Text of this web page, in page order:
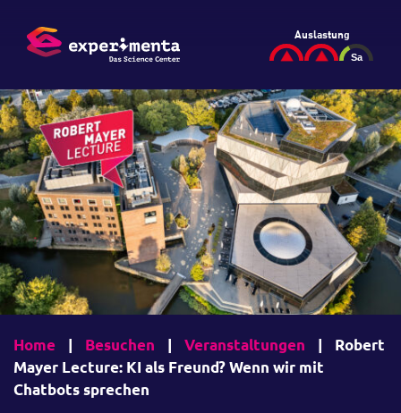
Auslastung
Home | Besuchen | Veranstaltungen |
Robert
Mayer Lecture: KI als Freund? Wenn wir mit
Chatbots sprechen